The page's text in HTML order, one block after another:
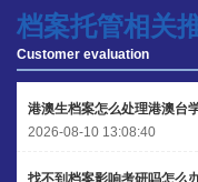
李先生 137****1923
程女士 136****3253
王小姐 185****2848
陈先生 189****1098
档案托管相关
Customer evaluation
港澳生档案怎么处理港澳台
2026-08-10 13:08:40
找不到档案影响考研吗怎么